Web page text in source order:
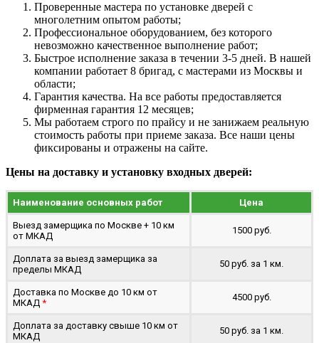
Проверенные мастера по установке дверей с
многолетним опытом работы;
Профессиональное оборудованием, без которого
невозможно качественное выполнение работ;
Быстрое исполнение заказа в течении 3-5 дней. В нашей
компании работает 8 бригад, с мастерами из Москвы и
области;
Гарантия качества. На все работы предоставляется
фирменная гарантия 12 месяцев;
Мы работаем строго по прайсу и не занижаем реальную
стоимость работы при приеме заказа. Все наши цены
фиксированы и отражены на сайте.
Цены на доставку и установку входных дверей:
Наименование основных работ Цена
Выезд замерщика по Москве + 10 км
от МКАД
1500 руб.
Доплата за выезд замерщика за
пределы МКАД
50 руб. за 1 км.
Доставка по Москве до 10 км от
МКАД *
4500 руб.
Доплата за доставку свыше 10 км от
МКАД
50 руб. за 1 км.